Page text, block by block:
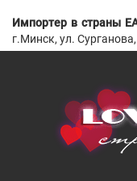
Импортер в страны
г.Минск, ул.